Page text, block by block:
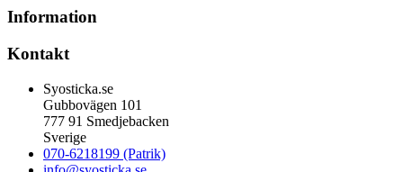
Information
Kontakt
Syosticka.se
Gubbovägen 101
777 91 Smedjebacken
Sverige
070-6218199 (Patrik)